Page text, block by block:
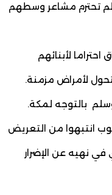
لم تحترم مشاعر وسطهم
لأبنائهم
لأمراض مزمنة.
بالتوجه لمكة.
انتبهوا من التعريض
نهيه عن الإضرار